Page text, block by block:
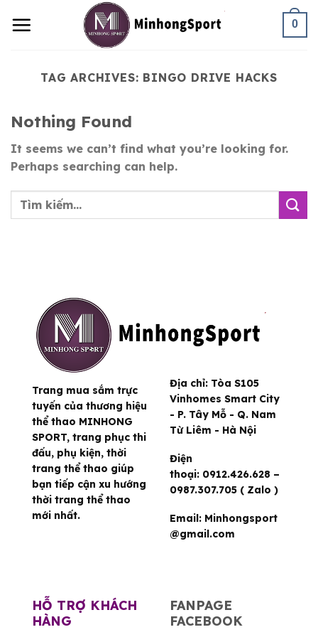
0
TAG ARCHIVES: BINGO DRIVE HACKS
Nothing Found
It seems we can’t find what you’re looking for.
Perhaps searching can help.
Trang mua sắm trực
tuyến của thương hiệu
thể thao MINHONG
SPORT, trang phục thi
đấu, phụ kiện, thời
trang thể thao giúp
bạn tiếp cận xu hướng
thời trang thể thao
mới nhất.
Địa chỉ: Tòa S105
Vinhomes Smart City
- P. Tây Mỗ - Q. Nam
Từ Liêm - Hà Nội
Điện
thoại: 0912.426.628 –
0987.307.705 ( Zalo )
Email: Minhongsport
@gmail.com
HỖ TRỢ KHÁCH
HÀNG
FANPAGE
FACEBOOK